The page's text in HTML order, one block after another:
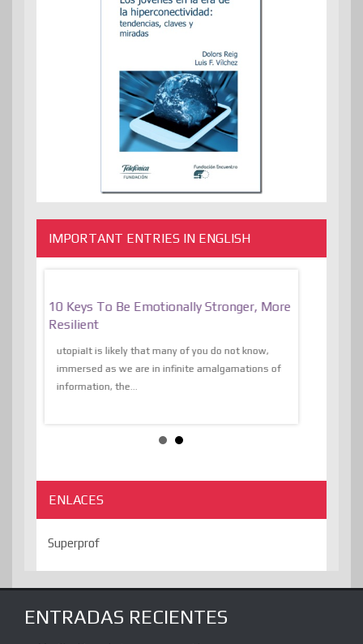
IMPORTANT ENTRIES IN ENGLISH
10 Keys To Be Emotionally Stronger, More
Resilient
utopiaIt is likely that many of you do not know,
immersed as we are in infinite amalgamations of
information, the...
ENLACES
Superprof
ENTRADAS RECIENTES